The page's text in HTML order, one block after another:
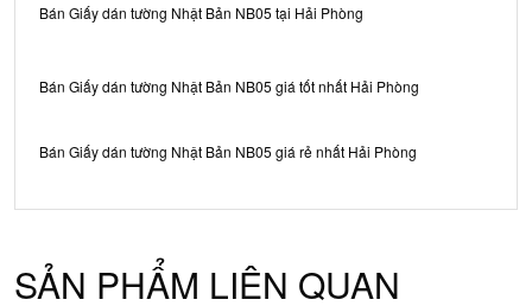
Bán Giấy dán tường Nhật Bản NB05 tại Hải Phòng
Bán Giấy dán tường Nhật Bản NB05 giá tốt nhất Hải Phòng
Bán Giấy dán tường Nhật Bản NB05 giá rẻ nhất Hải Phòng
SẢN PHẨM LIÊN QUAN